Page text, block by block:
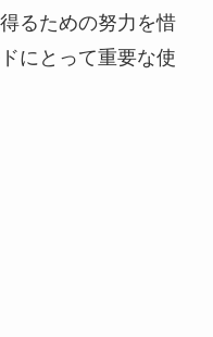
るための努力を惜
にとって重要な使